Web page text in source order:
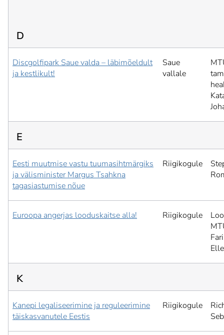
D
Discgolfipark Saue valda – läbimõeldult
ja kestlikult!
Saue
vallale
E
Eesti muutmise vastu tuumasihtmärgiks
ja välisminister Margus Tsahkna
tagasiastumise nõue
Riigikogule
Euroopa angerjas looduskaitse alla! Riigikogule
K
Kanepi legaliseerimine ja reguleerimine
täiskasvanutele Eestis
Riigikogule